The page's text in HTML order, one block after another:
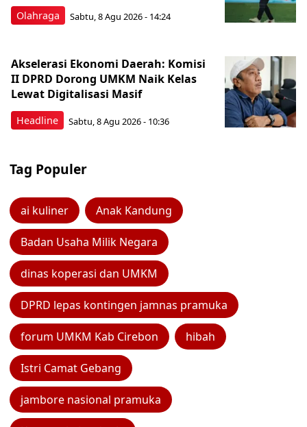
Olahraga Sabtu, 8 Agu 2026 - 14:24
Headline
Akselerasi Ekonomi Daerah: Komisi
II DPRD Dorong UMKM Naik Kelas
Lewat Digitalisasi Masif
Sabtu, 8 Agu 2026 - 10:36
Tag Populer
ai kuliner Anak Kandung
Badan Usaha Milik Negara
dinas koperasi dan UMKM
DPRD lepas kontingen jamnas pramuka
forum UMKM Kab Cirebon hibah
Istri Camat Gebang
jambore nasional pramuka